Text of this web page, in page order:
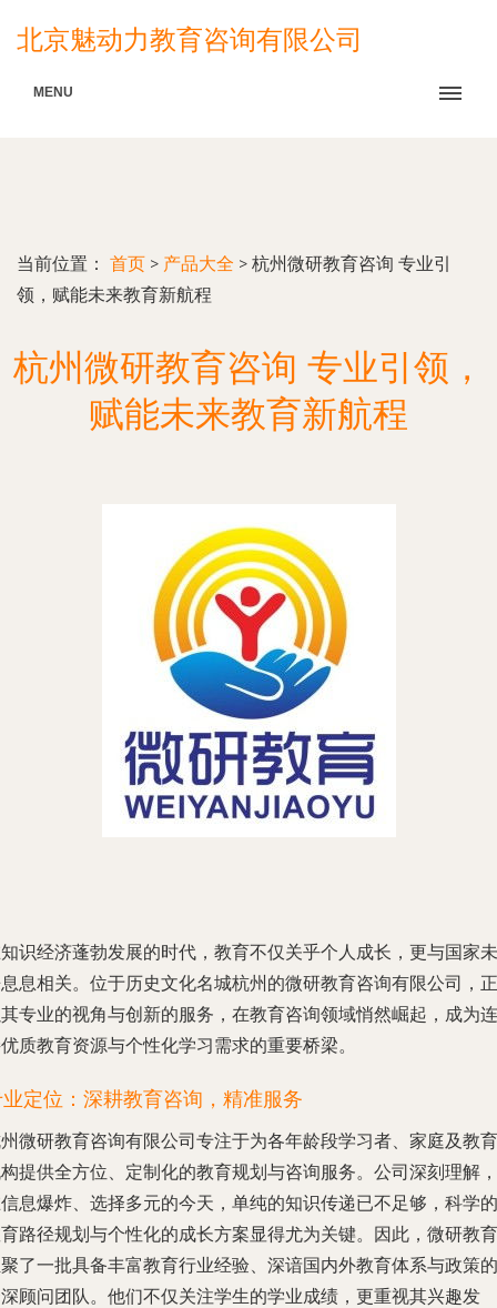
北京魅动力教育咨询有限公司
MENU
当前位置： 首页 > 产品大全 > 杭州微研教育咨询 专业引
领，赋能未来教育新航程
杭州微研教育咨询 专业引领，
赋能未来教育新航程
识经济蓬勃发展的时代，教育不仅关乎个人成长，更与国家未
息相关。位于历史文化名城杭州的微研教育咨询有限公司，正
专业的视角与创新的服务，在教育咨询领域悄然崛起，成为连
质教育资源与个性化学习需求的重要桥梁。
定位：深耕教育咨询，精准服务
微研教育咨询有限公司专注于为各年龄段学习者、家庭及教育
提供全方位、定制化的教育规划与咨询服务。公司深刻理解，
息爆炸、选择多元的今天，单纯的知识传递已不足够，科学的
路径规划与个性化的成长方案显得尤为关键。因此，微研教育
了一批具备丰富教育行业经验、深谙国内外教育体系与政策的
顾问团队。他们不仅关注学生的学业成绩，更重视其兴趣发